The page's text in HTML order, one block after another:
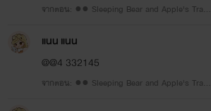
จากตอน: ●● Sleeping Bear and Apple's Trap
แนน แนน
@@4 332145
จากตอน: ●● Sleeping Bear and Apple's Trap